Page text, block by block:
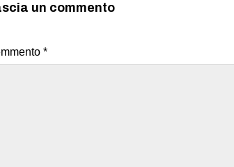
un commento
*